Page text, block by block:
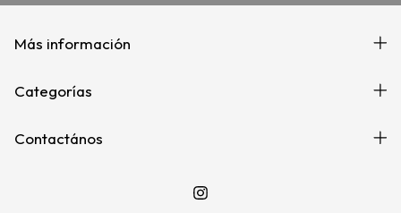
Más información
Categorías
Contactános